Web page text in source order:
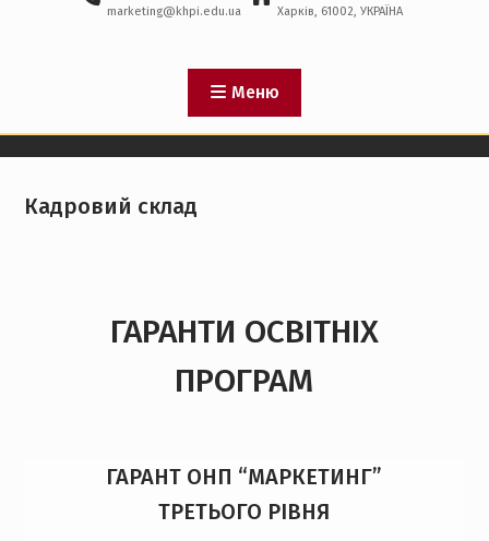
marketing@khpi.edu.ua
Харків, 61002, УКРАЇНА
Меню
Кадровий склад
ГАРАНТИ ОСВІТНІХ
ПРОГРАМ
ГАРАНТ ОНП “МАРКЕТИНГ”
ТРЕТЬОГО РІВНЯ